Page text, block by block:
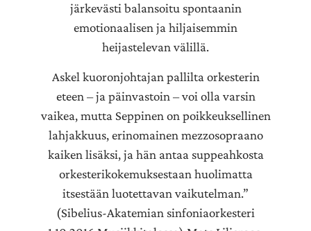
järkevästi balansoitu spontaanin
emotionaalisen ja hiljaisemmin
heijastelevan välillä.
Askel kuoronjohtajan pallilta orkesterin
eteen – ja päinvastoin – voi olla varsin
vaikea, mutta Seppinen on poikkeuksellinen
lahjakkuus, erinomainen mezzosopraano
kaiken lisäksi, ja hän antaa suppeahkosta
orkesterikokemuksestaan huolimatta
itsestään luotettavan vaikutelman.”
(Sibelius-Akatemian sinfoniaorkesteri